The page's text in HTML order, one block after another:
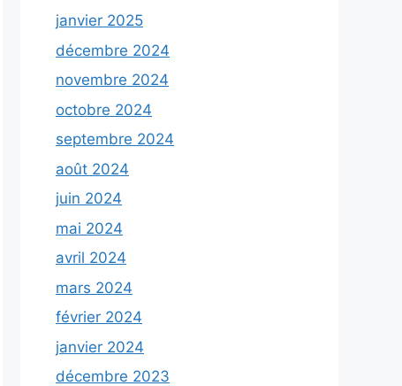
janvier 2025
décembre 2024
novembre 2024
octobre 2024
septembre 2024
août 2024
juin 2024
mai 2024
avril 2024
mars 2024
février 2024
janvier 2024
décembre 2023